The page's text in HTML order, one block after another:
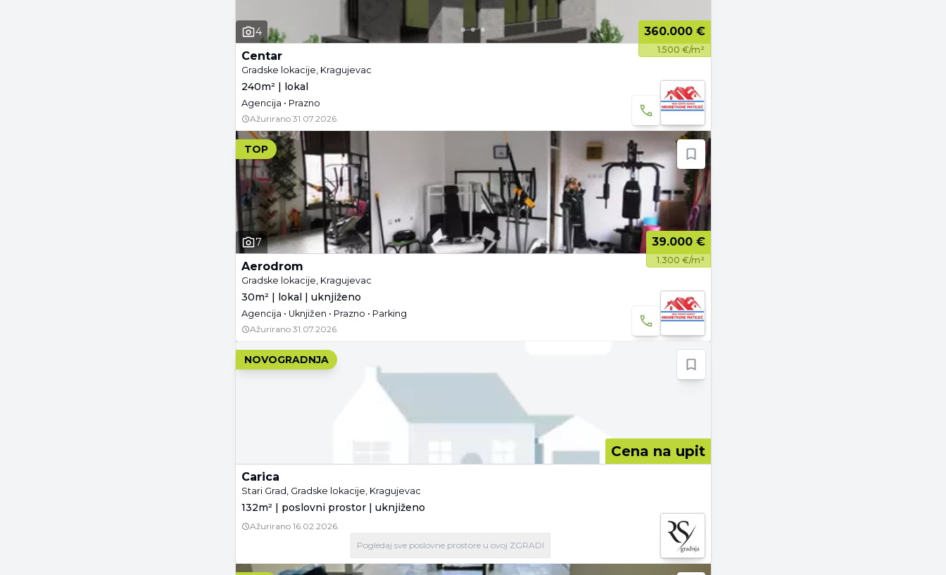
4 360.000 €
1.500 €/m²
Centar
Gradske lokacije, Kragujevac
240m² | lokal
Agencija • Prazno
Ažurirano 31.07.2026.
TOP
7 39.000 €
1.300 €/m²
Aerodrom
Gradske lokacije, Kragujevac
30m² | lokal | uknjiženo
Agencija • Uknjižen • Prazno • Parking
Ažurirano 31.07.2026.
NOVOGRADNJA
Cena na upit
Carica
Stari Grad, Gradske lokacije, Kragujevac
132m² | poslovni prostor | uknjiženo
Ažurirano 16.02.2026.
Pogledaj sve poslovne prostoreu ovoj ZGRADI